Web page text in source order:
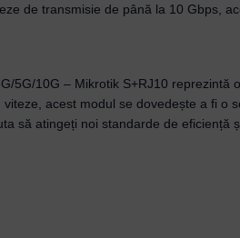
de transmisie de până la 10 Gbps,
5G/10G – Mikrotik S+RJ10
acest modul se dovedește a fi
să atingeți noi standarde de